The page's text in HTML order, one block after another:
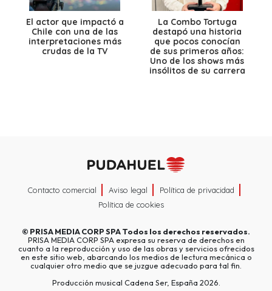
El actor que impactó a
Chile con una de las
interpretaciones más
crudas de la TV
La Combo Tortuga
destapó una historia
que pocos conocían
de sus primeros años:
Uno de los shows más
insólitos de su carrera
Contacto comercial Aviso legal
Política de privacidad
Política de cookies
© PRISA MEDIA CORP SPATodos los derechos reservados.
PRISA MEDIA CORP SPA expresa su reserva de derechos en
cuanto a la reproducción y uso de las obras y servicios ofrecidos
en este sitio web, abarcando los medios de lectura mecánica o
cualquier otro medio que se juzgue adecuado para tal fin.
Producción musical Cadena Ser, España 2026.